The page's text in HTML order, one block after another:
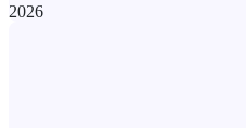
2026